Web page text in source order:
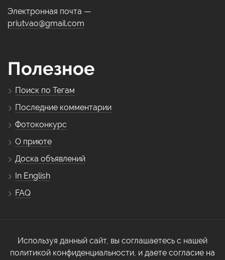
Электронная почта —
priutvao@gmail.com
Полезное
Поиск по Тегам
Последние комментарии
Фотоконкурс
О приюте
Доска объявлений
In English
FAQ
Используя данный сайт, вы соглашаетесь с нашей
политикой конфиденциальности, и даете согласие на